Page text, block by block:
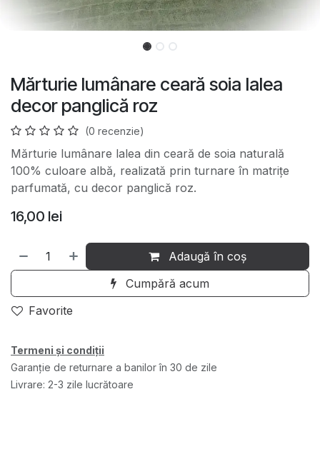
Mărturie lumânare ceară soia lalea
decor panglică roz
(0 recenzie)
Mărturie lumânare lalea din ceară de soia naturală
100% culoare albă, realizată prin turnare în matrițe
parfumată, cu decor panglică roz.
16,00 lei
Adaugă în coș
Cumpără acum
Favorite
Termeni și condiții
Garanție de returnare a banilor în 30 de zile
Livrare: 2-3 zile lucrătoare